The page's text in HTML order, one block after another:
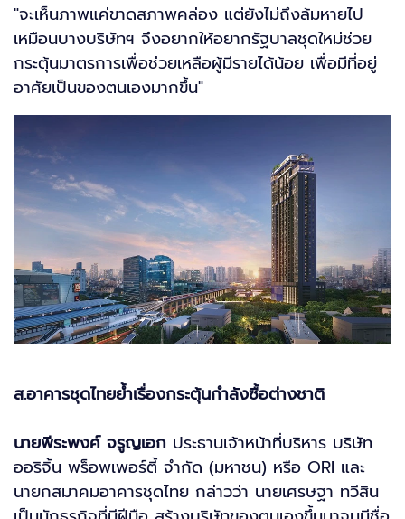
"จะเห็นภาพแค่ขาดสภาพคล่อง แต่ยังไม่ถึงล้มหายไป
เหมือนบางบริษัทฯ จึงอยากให้อยากรัฐบาลชุดใหม่ช่วย
กระตุ้นมาตรการเพื่อช่วยเหลือผู้มีรายได้น้อย เพื่อมีที่อยู่
อาศัยเป็นของตนเองมากขึ้น"
ส.อาคารชุดไทยย้ำเรื่องกระตุ้นกำลังซื้อต่างชาติ
นายพีระพงศ์ จรูญเอก ประธานเจ้าหน้าที่บริหาร บริษัท
ออริจิ้น พร็อพเพอร์ตี้ จำกัด (มหาชน) หรือ ORI และ
นายกสมาคมอาคารชุดไทย กล่าวว่า นายเศรษฐา ทวีสิน